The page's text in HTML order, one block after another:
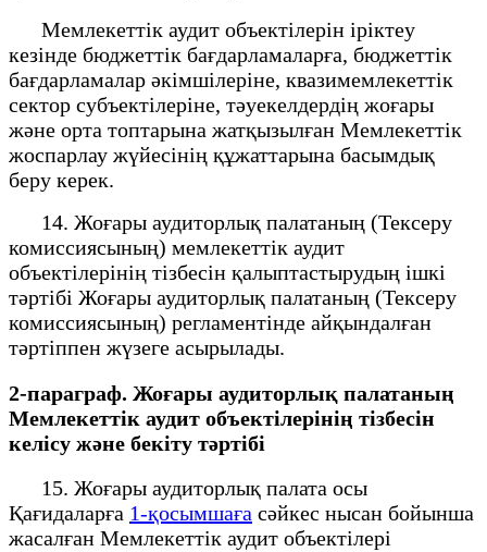
Мемлекеттік аудит объектілерін іріктеу
кезінде бюджеттік бағдарламаларға, бюджеттік
бағдарламалар әкімшілеріне, квазимемлекеттік
сектор субъектілеріне, тәуекелдердің жоғары
және орта топтарына жатқызылған Мемлекеттік
жоспарлау жүйесінің құжаттарына басымдық
беру керек.
14. Жоғары аудиторлық палатаның (Тексеру
комиссиясының) мемлекеттік аудит
объектілерінің тізбесін қалыптастырудың ішкі
тәртібі Жоғары аудиторлық палатаның (Тексеру
комиссиясының) регламентінде айқындалған
тәртіппен жүзеге асырылады.
2-параграф. Жоғары аудиторлық палатаның
Мемлекеттік аудит объектілерінің тізбесін
келісу және бекіту тәртібі
15. Жоғары аудиторлық палата осы
Қағидаларға 1-қосымшаға сәйкес нысан бойынша
жасалған Мемлекеттік аудит объектілері